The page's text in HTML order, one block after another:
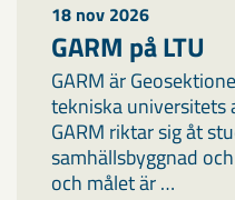
18 nov 2026
GARM på LTU
GARM är
tekniska universitets
GARM riktar sig åt
samhällsbyggnad
och målet är …